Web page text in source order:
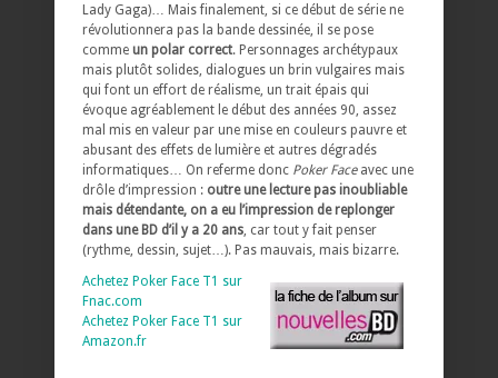
Lady Gaga)… Mais finalement, si ce début de série ne
révolutionnera pas la bande dessinée, il se pose
comme un polar correct. Personnages archétypaux
mais plutôt solides, dialogues un brin vulgaires mais
qui font un effort de réalisme, un trait épais qui
évoque agréablement le début des années 90, assez
mal mis en valeur par une mise en couleurs pauvre et
abusant des effets de lumière et autres dégradés
informatiques… On referme donc Poker Faceavec une
drôle d’impression : outre une lecture pas inoubliable
mais détendante, on a eu l’impression de replonger
dans une BD d’il y a 20 ans , car tout y fait penser
(rythme, dessin, sujet…). Pas mauvais, mais bizarre.
Achetez Poker Face T1 sur
Fnac.com
Achetez Poker Face T1 sur
Amazon.fr